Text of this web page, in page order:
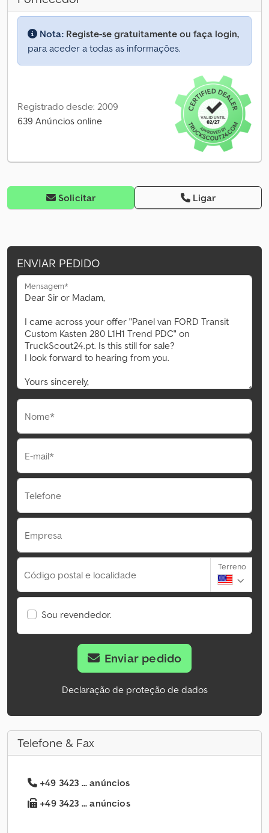
Nota: Registe-se gratuitamente ou faça login,
para aceder a todas as informações.
Registrado desde: 2009
639 Anúncios online
Solicitar Ligar
ENVIAR PEDIDO
Mensagem*
Nome*
E-mail*
Telefone
Empresa
Código postal e localidade
Terreno
Sou revendedor.
Enviar pedido
Declaração de proteção de dados
Telefone & Fax
+49 3423 ... anúncios
+49 3423 ... anúncios